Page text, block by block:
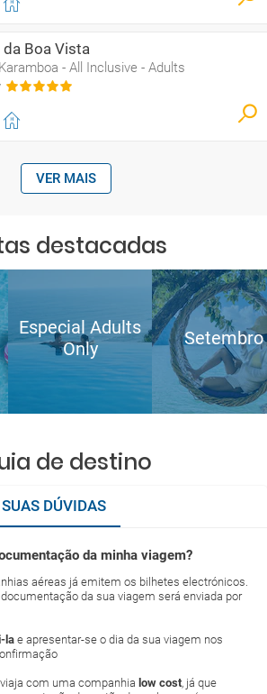
da Boa Vista
- All Inclusive - Adults
VER MAIS
destacadas
Especial Adults
Only
Setembro
de destino
DÚVIDAS
da minha viagem?
aéreas já emitem os bilhetes electrónicos.
da sua viagem será enviada por
la e apresentar-se o dia da sua viagem nos
com uma companhia low cost, já que